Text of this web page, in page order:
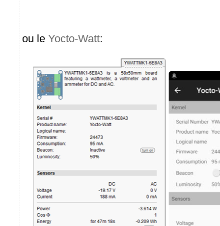
ou le Yocto-Watt: